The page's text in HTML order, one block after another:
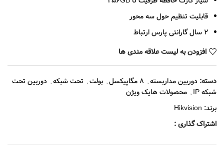
قابلیت تنظیم حول سه محور
2 سال گارانتی پارس ارتباط
افزودن به لیست علاقه مندی ها
دسته: دوربین مداربسته, 8 مگاپیکسل , بولت, تحت شبکه, دوربین تحت
شبکه IP
, محصولات هایک ویژن
برند: Hikvision
اشتراک گذاری :